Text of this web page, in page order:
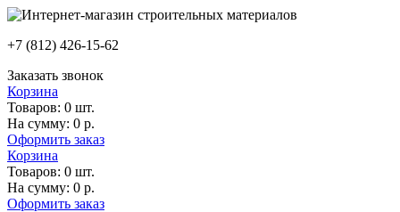
+7 (812) 426-15-62
Заказать звонок
Корзина
Товаров: 0 шт.
На сумму: 0 р.
Оформить заказ
Корзина
Товаров: 0 шт.
На сумму: 0 р.
Оформить заказ